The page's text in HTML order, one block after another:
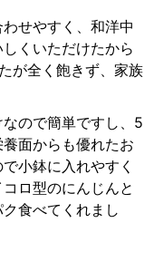
せやすく、和洋中
くいただけたから
が全く飽きず、家族
ので簡単ですし、5
面からも優れたお
小鉢に入れやすく
ロ型のにんじんと
食べてくれまし